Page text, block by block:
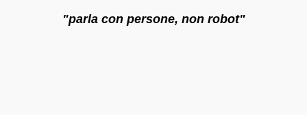
"parla con persone, non robot"